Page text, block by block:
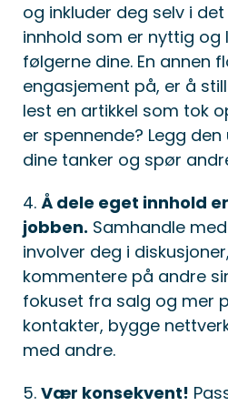
og inkluder deg selv i det
innhold som er nyttig
følgerne dine. En annen
engasjement på, er å
lest en artikkel som tok
er spennende? Legg
dine tanker og spør
4. Å dele eget innhold
jobben. Samhandle
involver deg i
kommentere på andre
fokuset fra salg og mer
kontakter, bygge
med andre.
5. Vær konsekvent!